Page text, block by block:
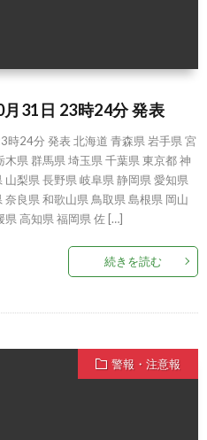
31日 23時24分 発表
24分 発表 北海道 青森県 岩手県 宮
県 群馬県 埼玉県 千葉県 東京都 神
梨県 長野県 岐阜県 静岡県 愛知県
良県 和歌山県 鳥取県 島根県 岡山
県 高知県 福岡県 佐 […]
続きを読む
警報・注意報